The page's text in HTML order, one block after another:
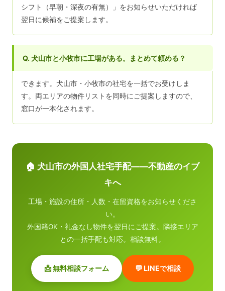
シフト（早朝・深夜の有無）」をお知らせいただければ
翌日に候補をご提案します。
Q. 犬山市と小牧市に工場がある。まとめて頼める？
できます。犬山市・小牧市の社宅を一括でお受けしま
す。両エリアの物件リストを同時にご提案しますので、
窓口が一本化されます。
🏠 犬山市の外国人社宅手配——不動産のイブ
キへ
工場・施設の住所・人数・在留資格をお知らせくださ
い。
外国籍OK・礼金なし物件を翌日にご提案。隣接エリア
との一括手配も対応。相談無料。
📩 無料相談フォーム 💬 LINEで相談